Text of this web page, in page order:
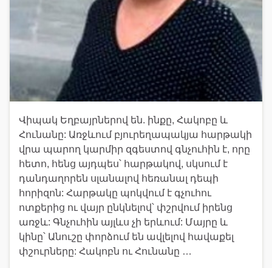
Վիպակ Եղբայրներով են. ինքը, Հակոբը և
Հունանը: Առջևում բյուրեղապակյա հարթակի
վրա պարող կարմիր զգեստով գնչուհին է, որը
հետո, հենց այդպես՝ հարթակով, սկսում է
դանդաղորեն սլանալով հեռանալ դեպի
հորիզոն: Հարթակը պոկվում է գչուհու
ոտքերից ու վայր ընկնելով՝ փշրվում իրենց
առջև: Գնչուհին այլևս չի երևում: Մայրը և
կինը՝ Անուշը փորձում են ավլելով հավաքել
փշուրները: Հակոբն ու Հունանը …